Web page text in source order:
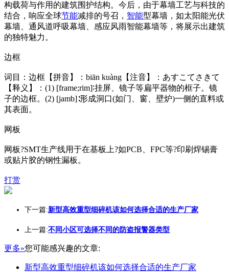
构载荷与作用的建筑围护结构。今后，由于幕墙工艺与科技的
结合，响应全球节能减排的号召， 智能型幕墙，如太阳能光伏
幕墙、通风道呼吸幕墙、感应风雨智能幕墙等，将展示出建筑
的独特魅力。
边框
词目：边框【拼音】：biān kuàng【注音】：あすこてさきて
【释义】：(1) [frame;rim]∶挂屏、镜子等扁平器物的框子。镜
子的边框。(2) [jamb]∶形成洞口(如门、窗、壁炉)一侧的直料或
其表面。
网板
网板?SMT生产线用于在基板上?如PCB、FPC等?印刷焊锡膏
或贴片胶的钢性漏板。
打赏
下一篇:新型高效重型细碎机该如何选择合适的生产厂家
上一篇:不同小区可选择不同的防盗报警器类型
更多»您可能感兴趣的文章:
新型高效重型细碎机该如何选择合适的生产厂家